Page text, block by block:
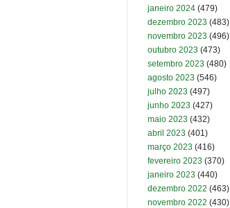
janeiro 2024 (479)
dezembro 2023 (483)
novembro 2023 (496)
outubro 2023 (473)
setembro 2023 (480)
agosto 2023 (546)
julho 2023 (497)
junho 2023 (427)
maio 2023 (432)
abril 2023 (401)
março 2023 (416)
fevereiro 2023 (370)
janeiro 2023 (440)
dezembro 2022 (463)
novembro 2022 (430)